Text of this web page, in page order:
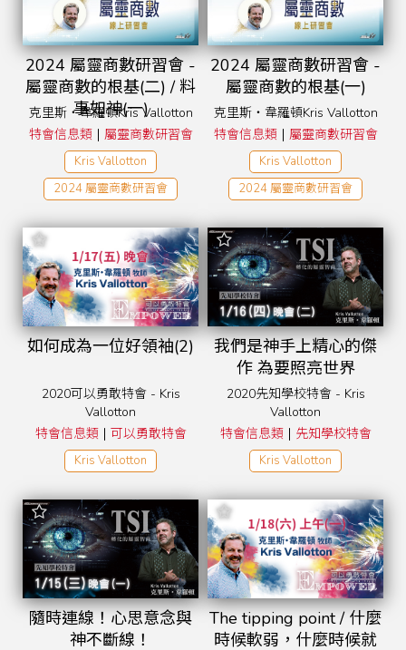
2024 屬靈商數研習會 -
屬靈商數的根基(二) / 料
事如神(一)
克里斯‧韋羅頓Kris Vallotton
特會信息類 | 屬靈商數研習會
Kris Vallotton
2024 屬靈商數研習會
2024 屬靈商數研習會 -
屬靈商數的根基(一)
克里斯‧韋羅頓Kris Vallotton
特會信息類 | 屬靈商數研習會
Kris Vallotton
2024 屬靈商數研習會
如何成為一位好領袖(2)
2020可以勇敢特會 - Kris
Vallotton
特會信息類 | 可以勇敢特會
Kris Vallotton
我們是神手上精心的傑
作 為要照亮世界
2020先知學校特會 - Kris
Vallotton
特會信息類 | 先知學校特會
Kris Vallotton
隨時連線！心思意念與
神不斷線！
The tipping point / 什麼
時候軟弱，什麼時候就